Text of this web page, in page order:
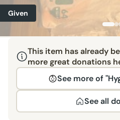
Given
This item has already
more great donations
See more of
See all